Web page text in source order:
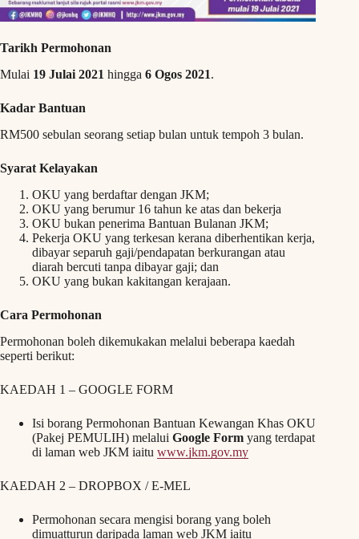
Tarikh Permohonan
Mulai 19 Julai 2021 hingga 6 Ogos 2021.
Kadar Bantuan
RM500 sebulan seorang setiap bulan untuk tempoh 3 bulan.
Syarat Kelayakan
OKU yang berdaftar dengan JKM;
OKU yang berumur 16 tahun ke atas dan bekerja
OKU bukan penerima Bantuan Bulanan JKM;
Pekerja OKU yang terkesan kerana diberhentikan kerja,
dibayar separuh gaji/pendapatan berkurangan atau
diarah bercuti tanpa dibayar gaji; dan
OKU yang bukan kakitangan kerajaan.
Cara Permohonan
Permohonan boleh dikemukakan melalui beberapa kaedah
seperti berikut:
KAEDAH 1 – GOOGLE FORM
Isi borang Permohonan Bantuan Kewangan Khas OKU
(Pakej PEMULIH) melalui Google Form yang terdapat
di laman web JKM iaitu www.jkm.gov.my
KAEDAH 2 – DROPBOX / E-MEL
Permohonan secara mengisi borang yang boleh
dimuatturun daripada laman web JKM iaitu